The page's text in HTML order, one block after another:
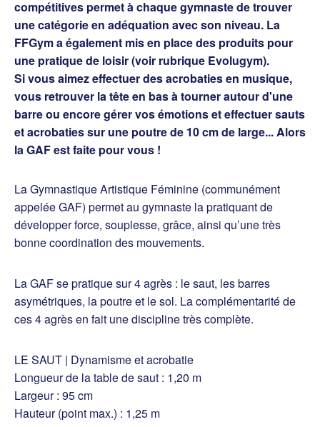
compétitives permet à chaque gymnaste de trouver
une catégorie en adéquation avec son niveau. La
FFGym a également mis en place des produits pour
une pratique de loisir (voir rubrique Evolugym).
Si vous aimez effectuer des acrobaties en musique,
vous retrouver la tête en bas à tourner autour d'une
barre ou encore gérer vos émotions et effectuer sauts
et acrobaties sur une poutre de 10 cm de large... Alors
la GAF est faite pour vous !
La Gymnastique Artistique Féminine (communément
appelée GAF) permet au gymnaste la pratiquant de
développer force, souplesse, grâce, ainsi qu’une très
bonne coordination des mouvements.
La GAF se pratique sur 4 agrès : le saut, les barres
asymétriques, la poutre et le sol. La complémentarité de
ces 4 agrès en fait une discipline très complète.
LE SAUT | Dynamisme et acrobatie
Longueur de la table de saut : 1,20 m
Largeur : 95 cm
Hauteur (point max.) : 1,25 m